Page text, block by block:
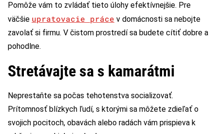
Pomôže vám to zvládať tieto úlohy efektívnejšie. Pre
väčšie upratovacie práce v domácnosti sa nebojte
zavolať si firmu. V čistom prostredí sa budete cítiť dobre a
pohodlne.
Stretávajte sa s kamarátmi
Neprestaňte sa počas tehotenstva socializovať.
Prítomnosť blízkych ľudí, s ktorými sa môžete zdieľať o
svojich pocitoch, obavách alebo radách vám prispieva k